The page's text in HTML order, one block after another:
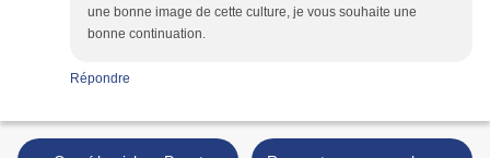
une bonne image de cette culture, je vous souhaite une
bonne continuation.
Répondre